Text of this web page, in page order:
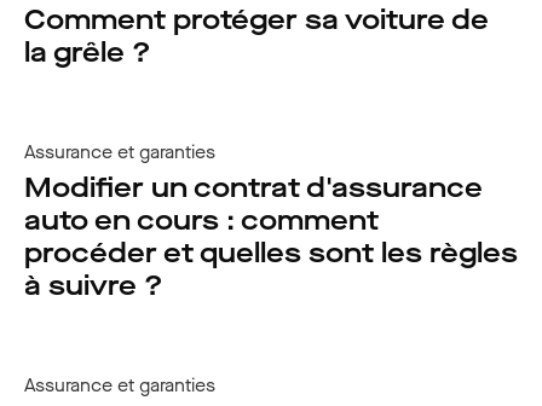
Comment protéger sa voiture de
la grêle ?
Assurance et garanties
Modifier un contrat d'assurance
auto en cours : comment
procéder et quelles sont les règles
à suivre ?
Assurance et garanties